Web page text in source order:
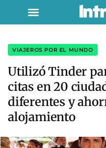
VIAJEROS POR EL MUNDO
Utilizó Tinder
citas en 20
diferentes y
alojamiento